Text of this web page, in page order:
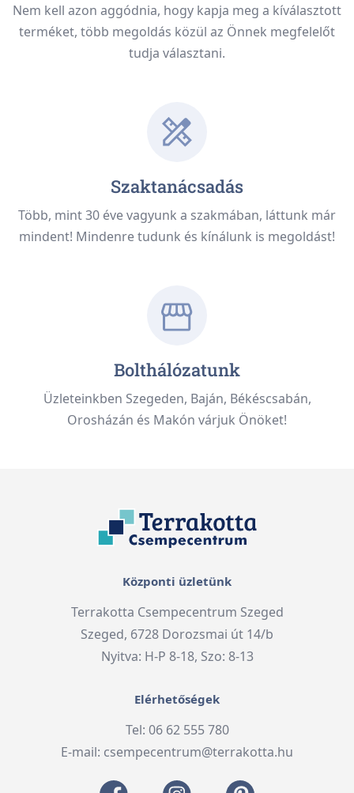
Nem kell azon aggódnia, hogy kapja meg a kíválasztott
terméket, több megoldás közül az Önnek megfelelőt
tudja választani.
Szaktanácsadás
Több, mint 30 éve vagyunk a szakmában, láttunk már
mindent! Mindenre tudunk és kínálunk is megoldást!
Bolthálózatunk
Üzleteinkben Szegeden, Baján, Békéscsabán,
Orosházán és Makón várjuk Önöket!
Központi üzletünk
Terrakotta Csempecentrum Szeged
Szeged, 6728 Dorozsmai út 14/b
Nyitva: H-P 8-18, Szo: 8-13
Elérhetőségek
Tel: 06 62 555 780
E-mail: csempecentrum@terrakotta.hu